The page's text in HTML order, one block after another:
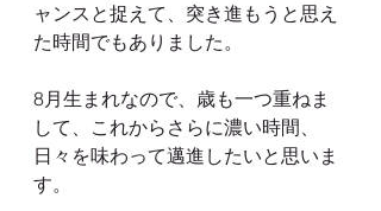
ャンスと捉えて、突き進もうと思え
た時間でもありました。
8月生まれなので、歳も一つ重ねま
して、これからさらに濃い時間、
日々を味わって邁進したいと思いま
す。